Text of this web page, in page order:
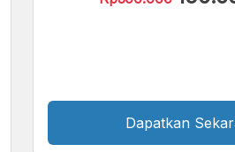
FontFont
Dapatkan